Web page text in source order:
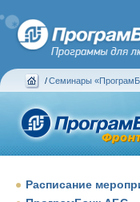
/ Семинары
Расписание